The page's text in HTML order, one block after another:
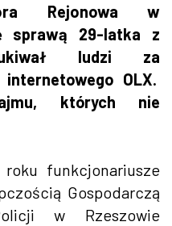
Rejonowa w
sprawą 29-latka z
ludzi za
OLX.
których nie
funkcjonariusze
Gospodarczą
w Rzeszowie